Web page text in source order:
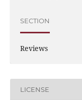
SECTION
Reviews
LICENSE